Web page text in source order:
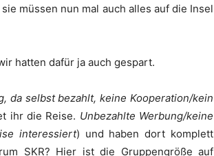
müssen nun mal auch alles auf die Insel
hatten dafür ja auch gespart.
da selbst bezahlt, keine Kooperation/kein
ihr die Reise. Unbezahlte Werbung/keine
interessiert) und haben dort komplett
SKR? Hier ist die Gruppengröße auf